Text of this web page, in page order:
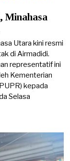
Minahasa
Utara kini resmi
di Airmadidi.
representatif ini
Kementerian
kepada
Selasa